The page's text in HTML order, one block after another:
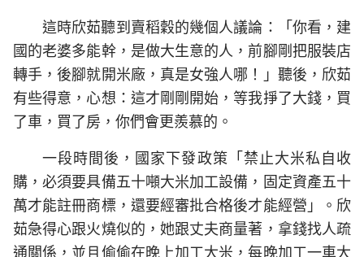
這時欣茹聽到賣稻穀的幾個人議論：「你看，建
國的老婆多能幹，是做大生意的人，前腳剛把服裝店
轉手，後腳就開米廠，真是女強人哪！」聽後，欣茹
有些得意，心想：這才剛剛開始，等我掙了大錢，買
了車，買了房，你們會更羨慕的。
一段時間後，國家下發政策「禁止大米私自收
購，必須要具備五十噸大米加工設備，固定資產五十
萬才能註冊商標，還要經審批合格後才能經營」。欣
茹急得心跟火燒似的，她跟丈夫商量著，拿錢找人疏
通關係，並且偷偷在晚上加工大米，每晚加工一車大